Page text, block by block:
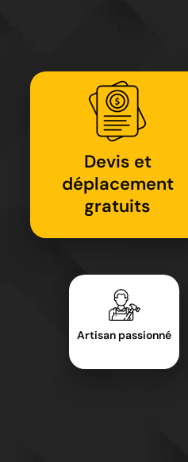
Devis et
déplacement
gratuits
Artisan passionné